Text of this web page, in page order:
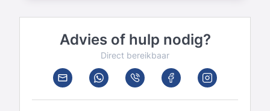
Advies of hulp nodig?
Direct bereikbaar